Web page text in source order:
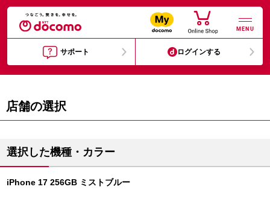
MENU
サポート ログインする
店舗の選択
選択した機種・カラー
iPhone 17 256GB ミストブルー